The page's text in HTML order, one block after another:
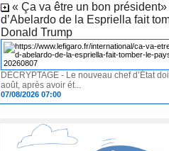
« Ça va être un bon
d’Abelardo de la Espriella fait
Donald Trump
DÉCRYPTAGE - Le nouveau chef d’État
août, après avoir ét...
07/08/2026 07:00